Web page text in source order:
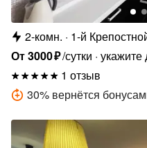
2-комн.
1-й
От3000₽/сутки укажите
1 отзыв
30% вернётся